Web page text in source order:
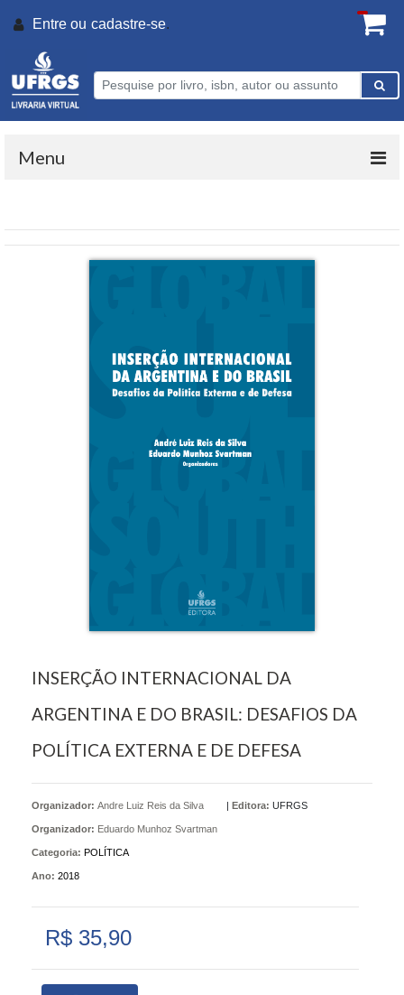
Entre ou cadastre-se.
Menu
INSERÇÃO INTERNACIONAL DA
ARGENTINA E DO BRASIL: DESAFIOS DA
POLÍTICA EXTERNA E DE DEFESA
Organizador: Andre Luiz Reis da Silva
Organizador: Eduardo Munhoz Svartman
| Editora: UFRGS
Categoria: POLÍTICA
Ano: 2018
R$ 35,90